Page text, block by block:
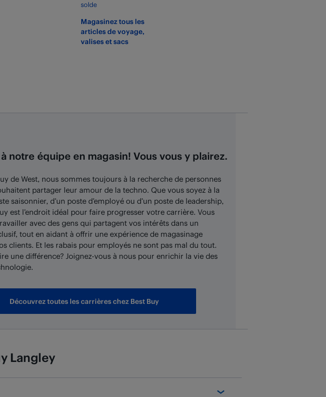
solde
Magasinez tous les
articles de voyage,
valises et sacs
notre équipe en magasin! Vous vous y plairez.
de West, nous sommes toujours à la recherche de personnes
partager leur amour de la techno. Que vous soyez à la
saisonnier, d’un poste d’employé ou d’un poste de leadership,
est l’endroit idéal pour faire progresser votre carrière. Vous
avec des gens qui partagent vos intérêts dans un
tout en aidant à offrir une expérience de magasinage
clients. Et les rabais pour employés ne sont pas mal du tout.
une différence? Joignez-vous à nous pour enrichir la vie des
Découvrez toutes les carrières chez Best Buy
Langley